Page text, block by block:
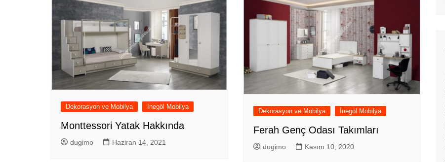
Dekorasyon ve Mobilya İnegöl Mobilya
Monttessori Yatak Hakkında
dugimo Haziran 14, 2021
Dekorasyon ve Mobilya İnegöl Mobilya
Ferah Genç Odası Takımları
dugimo Kasım 10, 2020